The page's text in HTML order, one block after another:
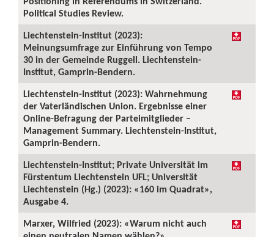
Political Studies Review.
Liechtenstein-Institut (2023):
Meinungsumfrage zur Einführung von Tempo
30 in der Gemeinde Ruggell. Liechtenstein-
Institut, Gamprin-Bendern.
Liechtenstein-Institut (2023): Wahrnehmung
der Vaterländischen Union. Ergebnisse einer
Online-Befragung der Parteimitglieder –
Management Summary. Liechtenstein-Institut,
Gamprin-Bendern.
Liechtenstein-Institut; Private Universität im
Fürstentum Liechtenstein UFL; Universität
Liechtenstein (Hg.) (2023): «160 im Quadrat»,
Ausgabe 4.
Marxer, Wilfried (2023): «Warum nicht auch